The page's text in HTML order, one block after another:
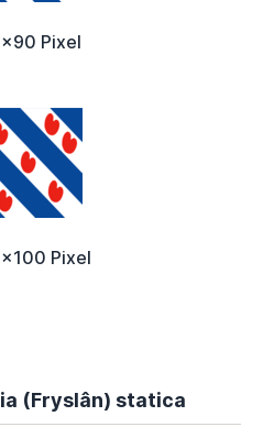
Pixel
Pixel
(Fryslân) statica